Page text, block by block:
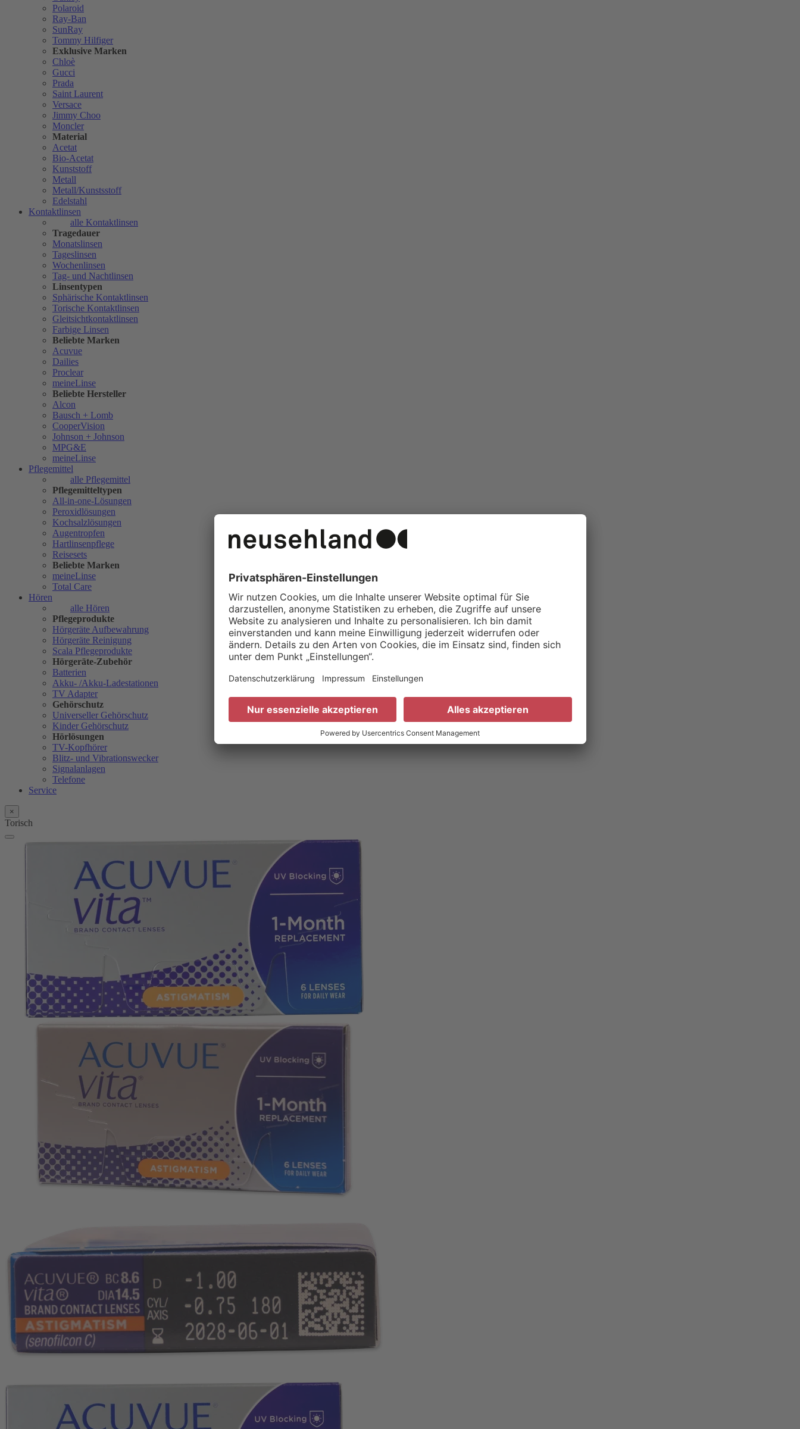
Polaroid
Ray-Ban
SunRay
Tommy Hilfiger
Exklusive Marken
Chloè
Gucci
Prada
Saint Laurent
Versace
Jimmy Choo
Moncler
Material
Acetat
Bio-Acetat
Kunststoff
Metall
Metall/Kunstsstoff
Edelstahl
Kontaktlinsen
alle Kontaktlinsen
Tragedauer
Monatslinsen
Tageslinsen
Wochenlinsen
Tag- und Nachtlinsen
Linsentypen
Sphärische Kontaktlinsen
Torische Kontaktlinsen
Gleitsichtkontaktlinsen
Farbige Linsen
Beliebte Marken
Acuvue
Dailies
Proclear
meineLinse
Beliebte Hersteller
Alcon
Bausch + Lomb
CooperVision
Johnson + Johnson
MPG&E
meineLinse
Pflegemittel
alle Pflegemittel
Pflegemitteltypen
All-in-one-Lösungen
Peroxidlösungen
Kochsalzlösungen
Augentropfen
Hartlinsenpflege
Reisesets
Beliebte Marken
meineLinse
Total Care
Hören
alle Hören
Pflegeprodukte
Hörgeräte Aufbewahrung
Hörgeräte Reinigung
Scala Pflegeprodukte
Hörgeräte-Zubehör
Batterien
Akku- /Akku-Ladestationen
TV Adapter
Gehörschutz
Universeller Gehörschutz
Kinder Gehörschutz
Hörlösungen
TV-Kopfhörer
Blitz- und Vibrationswecker
Signalanlagen
Telefone
Service
×
Torisch